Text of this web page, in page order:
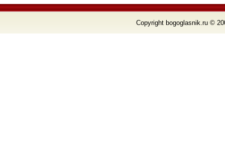
Copyright bogoglasnik.ru ©